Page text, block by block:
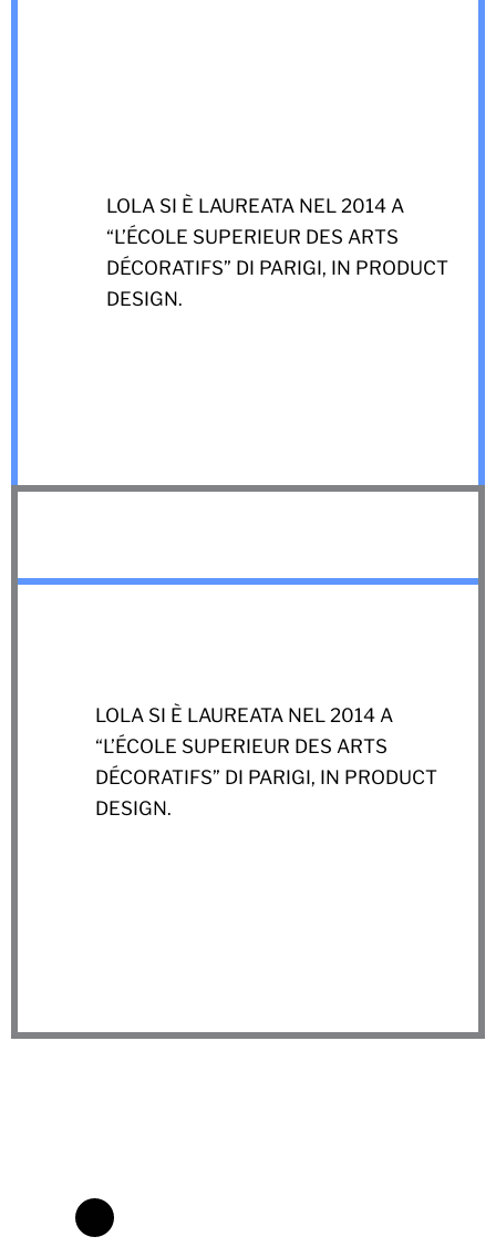
LOLA SI È LAUREATA NEL 2014 A
“L’ÉCOLE SUPERIEUR DES ARTS
DÉCORATIFS” DI PARIGI, IN PRODUCT
DESIGN.
LOLA SI È LAUREATA NEL 2014 A
“L’ÉCOLE SUPERIEUR DES ARTS
DÉCORATIFS” DI PARIGI, IN PRODUCT
DESIGN.